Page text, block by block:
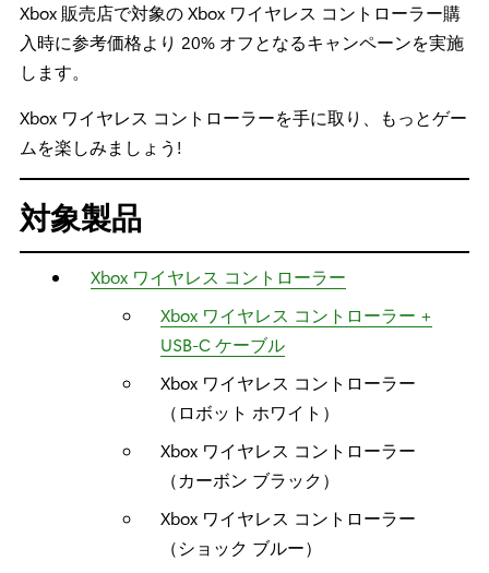
Xbox 販売店で対象の Xbox ワイヤレス コントローラー購
入時に参考価格より 20% オフとなるキャンペーンを実施
します。
Xbox ワイヤレス コントローラーを手に取り、もっとゲー
ムを楽しみましょう!
対象製品
Xbox ワイヤレス コントローラー
Xbox ワイヤレス コントローラー +
USB-C ケーブル​
Xbox ワイヤレス コントローラー
（ロボット ホワイト）​
Xbox ワイヤレス コントローラー
（カーボン ブラック）​
Xbox ワイヤレス コントローラー
（ショック ブルー）​​